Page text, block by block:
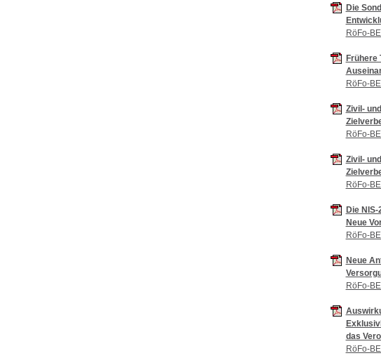
Die
RöFo-
Frühere
RöFo-
Zivil-
RöFo-
Zivil-
RöFo-
Die
Neue
RöFo-
Neue
RöFo-
das
RöFo-